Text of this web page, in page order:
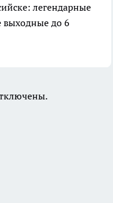
легендарные
до 6